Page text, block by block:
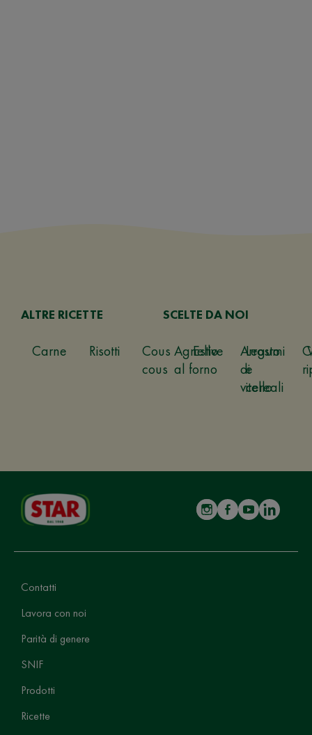
ALTRE RICETTE
Carne Risotti
Cous
cous
Estive
Legumi
e
cereali
SCELTE DA NOI
Agnello
al forno
Arrosto
di
vitello
Contatti
Lavora con noi
Parità di genere
SNIF
Prodotti
Ricette